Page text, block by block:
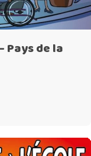
Pays de la